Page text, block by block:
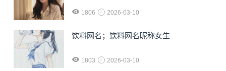
1806 2026-03-10
饮料网名；饮料网名昵称女生
1803 2026-03-10